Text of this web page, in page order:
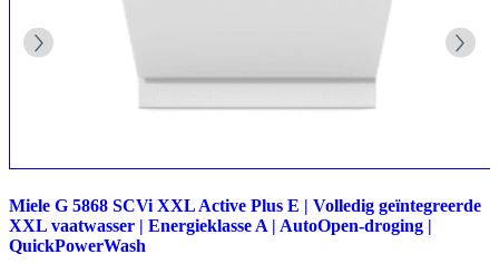
Miele G 5868 SCVi XXL Active Plus E | Volledig geïntegreerde
XXL vaatwasser | Energieklasse A | AutoOpen-droging |
QuickPowerWash